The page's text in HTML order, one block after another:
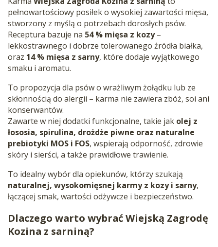
pełnowartościowy posiłek o wysokiej zawartości mięsa,
stworzony z myślą o potrzebach dorosłych psów.
Receptura bazuje na 54 % mięsa z kozy–
lekkostrawnego i dobrze tolerowanego źródła białka,
oraz 14 % mięsa z sarny, które dodaje wyjątkowego
smaku i aromatu.
To propozycja dla psów o wrażliwym żołądku lub ze
skłonnością do alergii – karma nie zawiera zbóż, soi ani
konserwantów.
Zawarte w niej dodatki funkcjonalne, takie jak olej z
łososia, spirulina, drożdże piwne oraz naturalne
prebiotyki MOS i FOS, wspierają odporność, zdrowie
skóry i sierści, a także prawidłowe trawienie.
To idealny wybór dla opiekunów, którzy szukają
naturalnej, wysokomięsnej karmy z kozy i sarny,
łączącej smak, wartości odżywcze i bezpieczeństwo.
Dlaczego warto wybrać Wiejską Zagrodę
Kozina z sarniną?